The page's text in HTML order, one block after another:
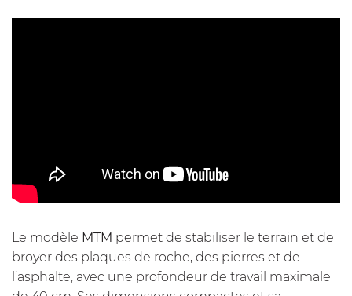
Le modèle MTM permet de stabiliser le terrain et de
broyer des plaques de roche, des pierres et de
l’asphalte, avec une profondeur de travail maximale